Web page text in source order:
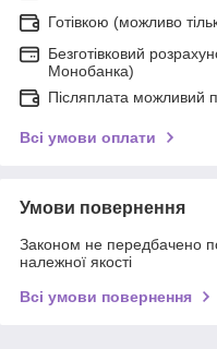
Готівкою (можливо
Безготівковий
Монобанка)
Післяплата можливий
Всі умови оплати
Умови повернення
Законом не передбачено
належної якості
Всі умови повернення